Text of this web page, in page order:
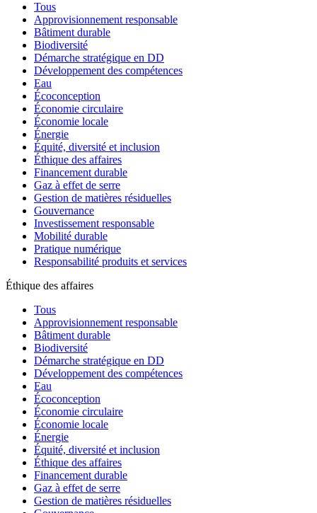
Tous
Approvisionnement responsable
Bâtiment durable
Biodiversité
Démarche stratégique en DD
Développement des compétences
Eau
Écoconception
Économie circulaire
Économie locale
Énergie
Équité, diversité et inclusion
Éthique des affaires
Financement durable
Gaz à effet de serre
Gestion de matières résiduelles
Gouvernance
Investissement responsable
Mobilité durable
Pratique numérique
Responsabilité produits et services
Éthique des affaires
Tous
Approvisionnement responsable
Bâtiment durable
Biodiversité
Démarche stratégique en DD
Développement des compétences
Eau
Écoconception
Économie circulaire
Économie locale
Énergie
Équité, diversité et inclusion
Éthique des affaires
Financement durable
Gaz à effet de serre
Gestion de matières résiduelles